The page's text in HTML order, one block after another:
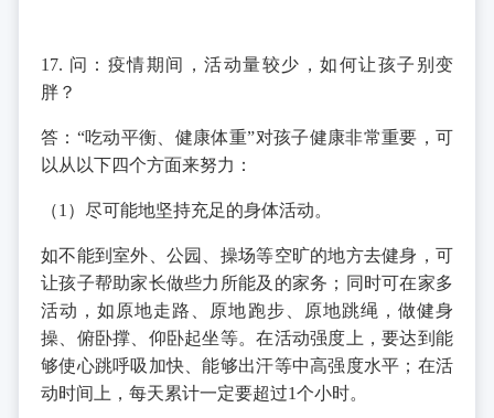
17. 问：疫情期间，活动量较少，如何让孩子别变
胖？
答：“吃动平衡、健康体重”对孩子健康非常重要，可
以从以下四个方面来努力：
（1）尽可能地坚持充足的身体活动。
如不能到室外、公园、操场等空旷的地方去健身，可
让孩子帮助家长做些力所能及的家务；同时可在家多
活动，如原地走路、原地跑步、原地跳绳，做健身
操、俯卧撑、仰卧起坐等。在活动强度上，要达到能
够使心跳呼吸加快、能够出汗等中高强度水平；在活
动时间上，每天累计一定要超过1个小时。